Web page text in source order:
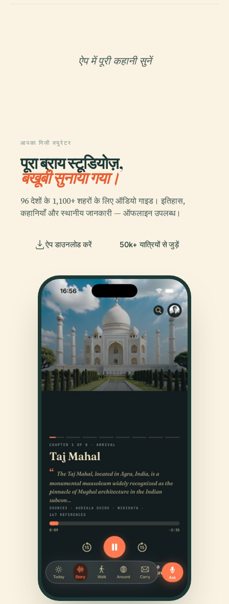
ऐप में पूरी कहानी सुनें
आपका निजी क्यूरेटर
पूरा ब्राय स्टूडियोज़,
बखूबी सुनाया गया।
96 देशों के 1,100+ शहरों के लिए ऑडियो गाइड। इतिहास,
कहानियाँ और स्थानीय जानकारी — ऑफलाइन उपलब्ध।
ऐप डाउनलोड करें 50k+ यात्रियों से जुड़ें